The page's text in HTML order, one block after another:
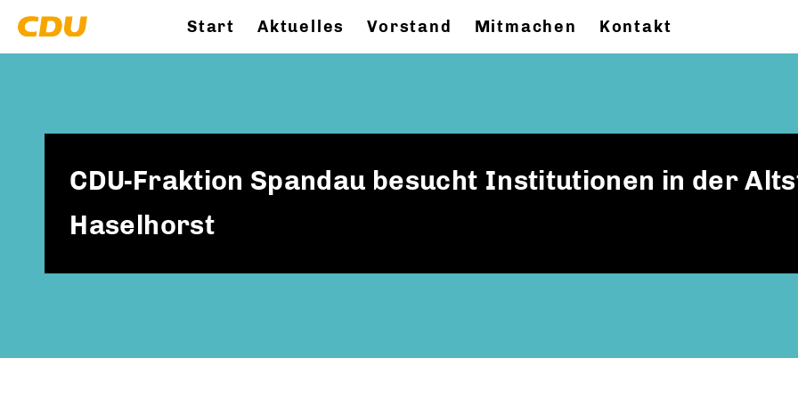
Start Aktuelles Vorstand Mitmachen Kontakt
CDU-Fraktion Spandau besucht Institutionen in der
Haselhorst